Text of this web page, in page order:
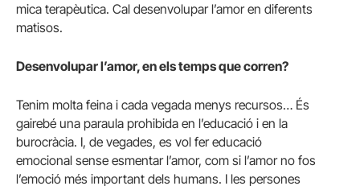
mica terapèutica. Cal desenvolupar l’amor en diferents
matisos.
Desenvolupar l’amor, en elstemps que corren?
Tenim molta feina i cada vegada menys recursos… És
gairebé una paraula prohibida en l’educació i en la
burocràcia. I, de vegades, es vol fer educació
emocional sense esmentar l’amor, com si l’amor no fos
l’emoció més important dels humans. I les persones